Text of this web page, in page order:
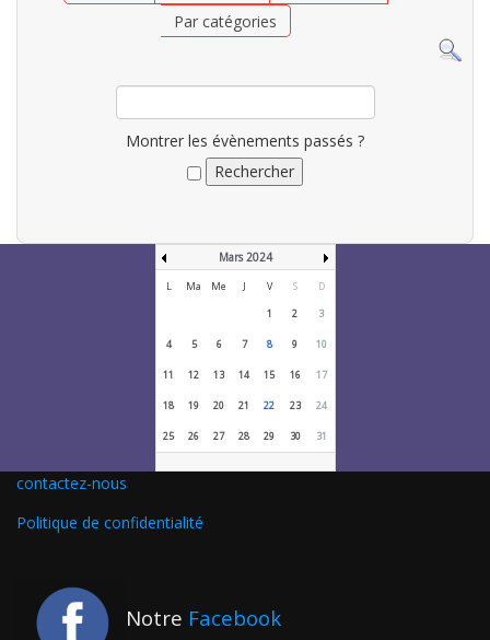
Par catégories
Montrer les évènements passés ?
Mars 2024
L Ma Me J V S
D
1
2 3
4 5 6 7 8 9 10
11 12 13 14 15 16 17
18 19 20 21 22 23 24
25 26 27 28 29 30 31
contactez-nous
Politique de confidentialité
Notre Facebook